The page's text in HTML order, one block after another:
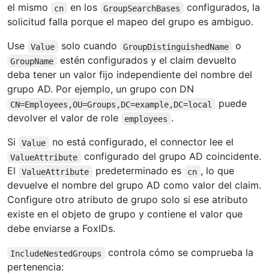
el mismo
cn en los GroupSearchBases
configurados, la
solicitud falla porque el mapeo del grupo es ambiguo.
Use
Value solo cuando GroupDistinguishedName o
GroupName
estén configurados y el claim devuelto
deba tener un valor fijo independiente del nombre del
grupo AD. Por ejemplo, un grupo con DN
CN=Employees,OU=Groups,DC=example,DC=local
puede
devolver el valor de role
employees .
Si
Value no está configurado, el connector lee el
ValueAttribute
configurado del grupo AD coincidente.
El
ValueAttribute predeterminado es cn , lo que
devuelve el nombre del grupo AD como valor del claim.
Configure otro atributo de grupo solo si ese atributo
existe en el objeto de grupo y contiene el valor que
debe enviarse a FoxIDs.
IncludeNestedGroups
controla cómo se comprueba la
pertenencia: